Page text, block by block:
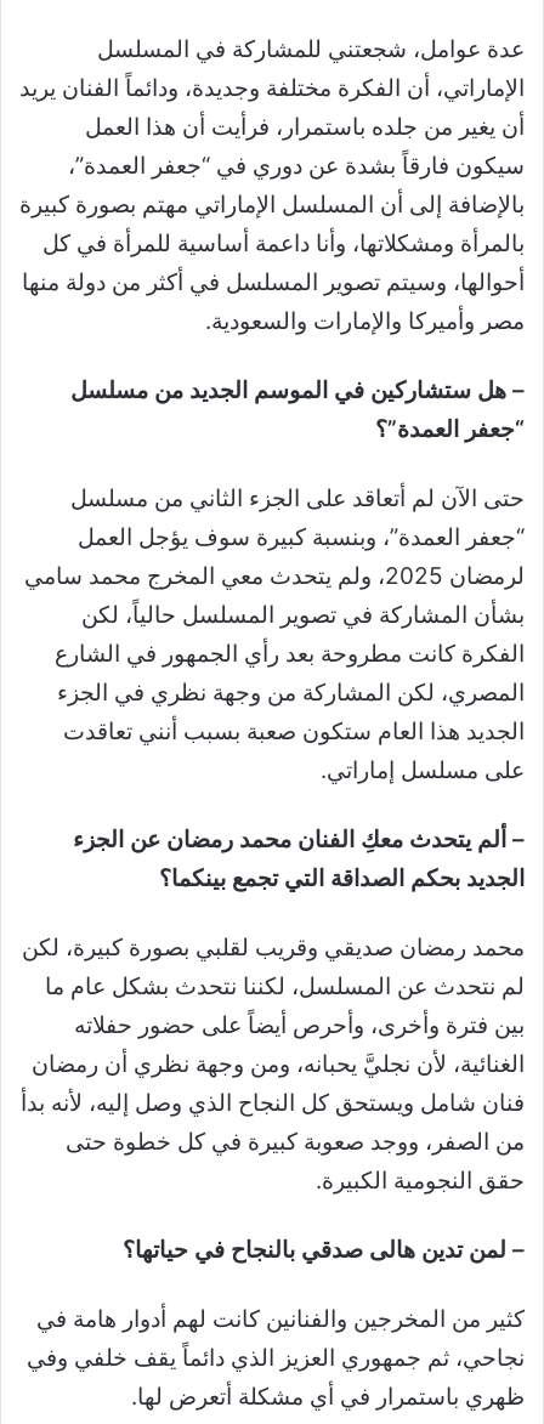
عدة عوامل، شجعتني للمشاركة في المسلسل
الإماراتي، أن الفكرة مختلفة وجديدة، ودائماً الفنان يريد
أن يغير من جلده باستمرار، فرأيت أن هذا العمل
سيكون فارقاً بشدة عن دوري في “جعفر العمدة”،
بالإضافة إلى أن المسلسل الإماراتي مهتم بصورة كبيرة
بالمرأة ومشكلاتها، وأنا داعمة أساسية للمرأة في كل
أحوالها، وسيتم تصوير المسلسل في أكثر من دولة منها
مصر وأميركا والإمارات والسعودية.
– هل ستشاركين في الموسم الجديد من مسلسل
“جعفر العمدة”؟
حتى الآن لم أتعاقد على الجزء الثاني من مسلسل
“جعفر العمدة”، وبنسبة كبيرة سوف يؤجل العمل
لرمضان 2025، ولم يتحدث معي المخرج محمد سامي
بشأن المشاركة في تصوير المسلسل حالياً، لكن
الفكرة كانت مطروحة بعد رأي الجمهور في الشارع
المصري، لكن المشاركة من وجهة نظري في الجزء
الجديد هذا العام ستكون صعبة بسبب أنني تعاقدت
على مسلسل إماراتي.
– ألم يتحدث معكِ الفنان محمد رمضان عن الجزء
الجديد بحكم الصداقة التي تجمع بينكما؟
محمد رمضان صديقي وقريب لقلبي بصورة كبيرة، لكن
لم نتحدث عن المسلسل، لكننا نتحدث بشكل عام ما
بين فترة وأخرى، وأحرص أيضاً على حضور حفلاته
الغنائية، لأن نجليَّ يحبانه، ومن وجهة نظري أن رمضان
فنان شامل ويستحق كل النجاح الذي وصل إليه، لأنه بدأ
من الصفر، ووجد صعوبة كبيرة في كل خطوة حتى
حقق النجومية الكبيرة.
– لمن تدين هالى صدقي بالنجاح في حياتها؟
كثير من المخرجين والفنانين كانت لهم أدوار هامة في
نجاحي، ثم جمهوري العزيز الذي دائماً يقف خلفي وفي
ظهري باستمرار في أي مشكلة أتعرض لها.